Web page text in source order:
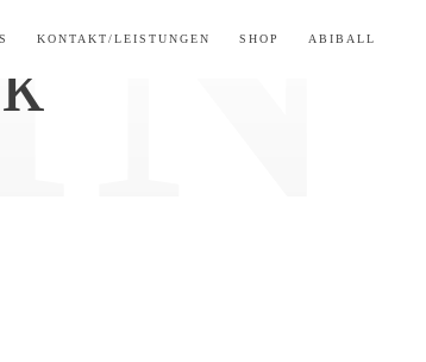
KONTAKT/LEISTUNGEN SHOP ABIBALL